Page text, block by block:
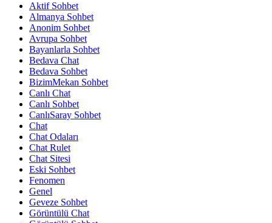
Aktif Sohbet
Almanya Sohbet
Anonim Sohbet
Avrupa Sohbet
Bayanlarla Sohbet
Bedava Chat
Bedava Sohbet
BizimMekan Sohbet
Canlı Chat
Canlı Sohbet
CanlıSaray Sohbet
Chat
Chat Odaları
Chat Rulet
Chat Sitesi
Eski Sohbet
Fenomen
Genel
Geveze Sohbet
Görüntülü Chat